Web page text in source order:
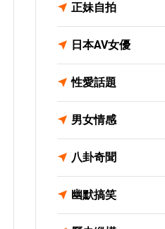
正妹自拍
日本AV女優
性愛話題
男女情感
八卦奇聞
幽默搞笑